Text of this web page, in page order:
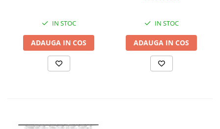
IN STOC
ADAUGA IN COS
IN STOC
ADAUGA IN COS